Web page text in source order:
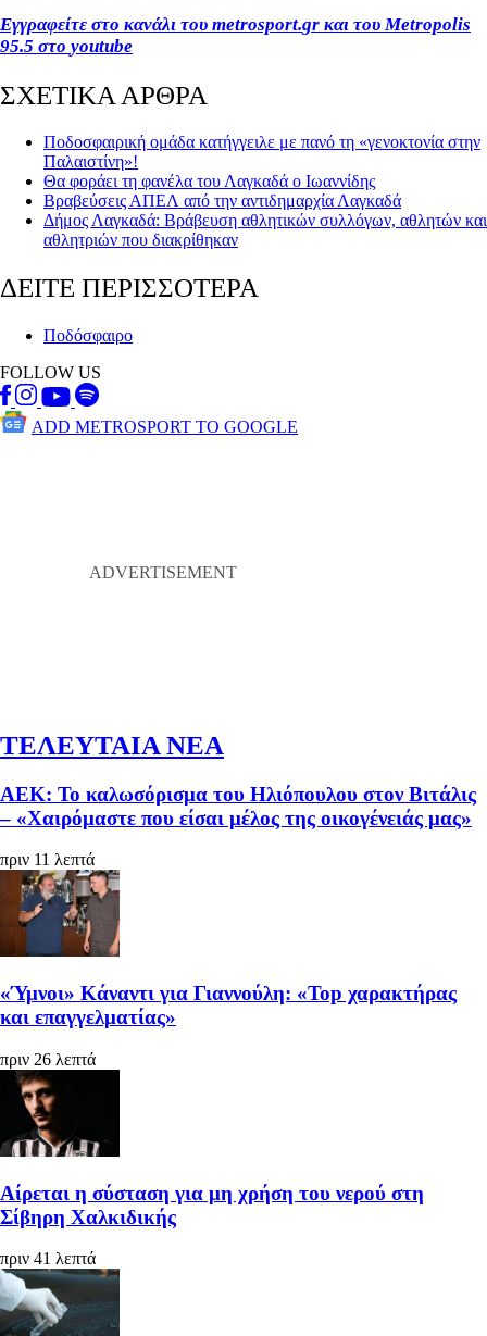
Εγγραφείτε στο κανάλι του metrosport.gr και τουMetropolis
95.5 στο youtube
ΣΧΕΤΙΚΑ ΑΡΘΡΑ
Ποδοσφαιρική ομάδα κατήγγειλε με πανό τη «γενοκτονία στην
Παλαιστίνη»!
Θα φοράει τη φανέλα του Λαγκαδά ο Ιωαννίδης
Βραβεύσεις ΑΠΕΛ από την αντιδημαρχία Λαγκαδά
Δήμος Λαγκαδά: Βράβευση αθλητικών συλλόγων, αθλητών και
αθλητριών που διακρίθηκαν
ΔΕΙΤΕ ΠΕΡΙΣΣΟΤΕΡΑ
Ποδόσφαιρο
FOLLOW US
ADD METROSPORT TO GOOGLE
ΤΕΛΕΥΤΑΙΑ ΝΕΑ
ΑΕΚ: Το καλωσόρισμα του Ηλιόπουλου στον Βιτάλις
– «Χαιρόμαστε που είσαι μέλος της οικογένειάς μας»
πριν 11 λεπτά
«Ύμνοι» Κάναντι για Γιαννούλη: «Top χαρακτήρας
και επαγγελματίας»
πριν 26 λεπτά
Αίρεται η σύσταση για μη χρήση του νερού στη
Σίβηρη Χαλκιδικής
πριν 41 λεπτά